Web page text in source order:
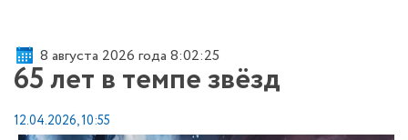
8 августа 2026 года 8:02:25
65 лет в темпе звёзд
12.04.2026, 10:55